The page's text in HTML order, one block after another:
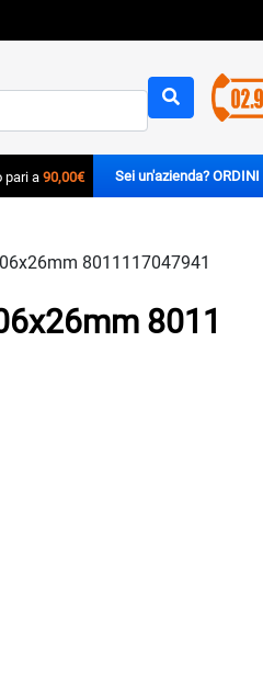
pari a90,00€
8011117047941
8011